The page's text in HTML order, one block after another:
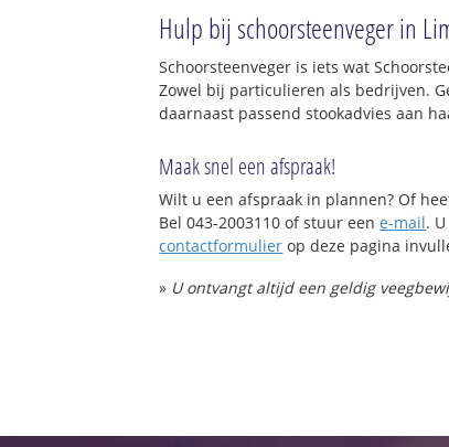
Hulp bij schoorsteenveger in
Schoorsteenveger is iets wat
Zowel bij particulieren als bedrijven.
daarnaast passend stookadvies aan
Maak snel een afspraak!
Wilt u een afspraak in plannen? Of
Bel 043-2003110 of stuur eene-mail.
contactformulier op deze pagina
» U ontvangt altijd een geldig